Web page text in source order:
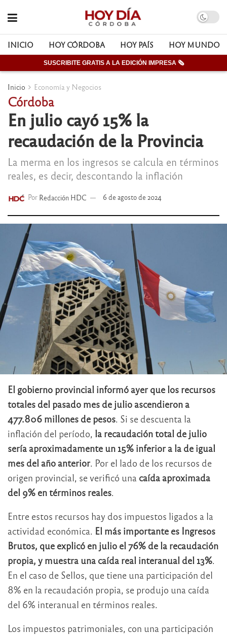
INICIO HOY CÓRDOBA HOY PAÍS HOY MUNDO
SUSCRIBITE GRATIS A LA EDICIÓN IMPRESA 🗞
Inicio Economía y Negocios
Córdoba
En julio cayó 15% la
recaudación de la Provincia
La merma en los ingresos se calcula en términos
reales, es decir, descontando la inflación
Por Redacción HDC 6 de agosto de 2024
El gobierno provincial informó ayer que los recursos
totales del pasado mes de julio ascendieron a
477.806 millones de pesos. Si se descuenta la
inflación del período, la recaudación total de julio
sería aproximadamente un 15% inferior a la de igual
mes del año anterior. Por el lado de los recursos de
origen provincial, se verificó una caída aproximada
del 9% en términos reales.
Entre estos recursos hay dos impuestos ligados a la
actividad económica. El más importante es Ingresos
Brutos, que explicó en julio el 76% de la recaudación
propia, y muestra una caída real interanual del 13%.
En el caso de Sellos, que tiene una participación del
8% en la recaudación propia, se produjo una caída
del 6% interanual en términos reales.
Los impuestos patrimoniales, con una participación